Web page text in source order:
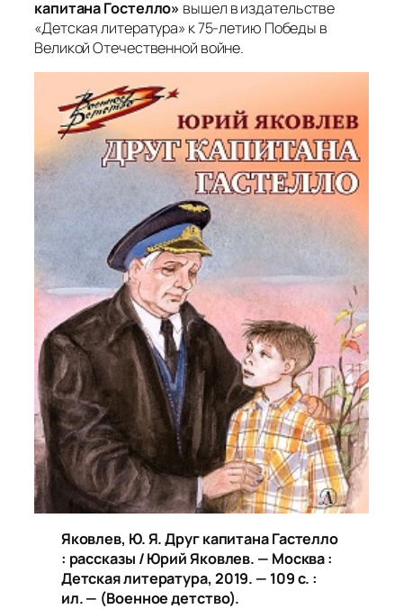
капитана Гостелло» вышел в издательстве
«Детская литература» к 75-летию Победы в
Великой Отечественной войне.
Яковлев, Ю. Я.Друг капитана Гастелло
: рассказы / Юрий Яковлев. — Москва :
Детская литература, 2019. — 109 с. :
ил. — (Военное детство).